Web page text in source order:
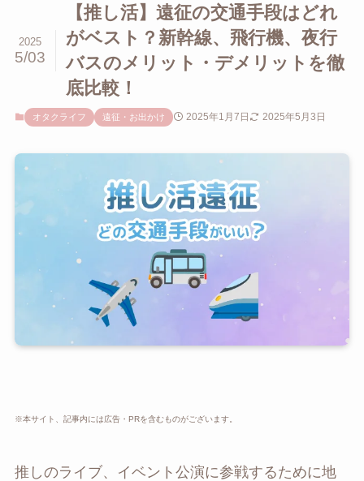
【推し活】遠征の交通手段はどれ
がベスト？新幹線、飛行機、夜行
バスのメリット・デメリットを徹
底比較！
2025
5/03
オタクライフ 遠征・お出かけ 2025年1月7日 2025年5月3日
※本サイト、記事内には広告・PRを含むものがございます。
推しのライブ、イベント公演に参戦するために地